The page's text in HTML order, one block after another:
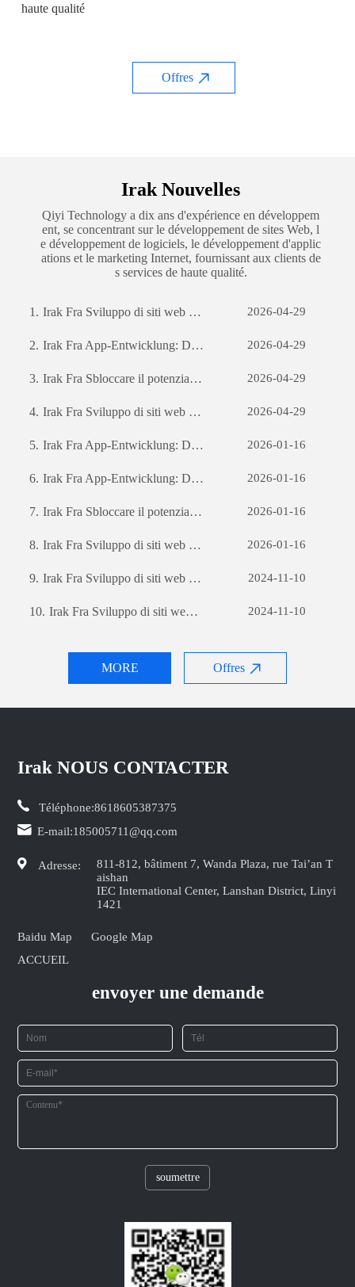
haute qualité
Offres
Irak Nouvelles
Qiyi Technology a dix ans d'expérience en développem
ent, se concentrant sur le développement de sites Web, l
e développement de logiciels, le développement d'applic
ations et le marketing Internet, fournissant aux clients de
s services de haute qualité.
MORE Offres
1. Irak Fra Sviluppo di siti web per il commercio estero: una guida completa 2026-04-29
2. Irak Fra App-Entwicklung: Die Reise zur Erstellung einer erfolgreichen mobilen Anwendung 2026-04-29
3. Irak Fra Sbloccare il potenziale aziendale: il potere dello sviluppo di software personalizzato 2026-04-29
4. Irak Fra Sviluppo di siti web per il commercio estero: una guida completa 2026-04-29
5. Irak Fra App-Entwicklung: Die Reise zur Erstellung einer erfolgreichen mobilen Anwendung 2026-01-16
6. Irak Fra App-Entwicklung: Die Reise zur Erstellung einer erfolgreichen mobilen Anwendung 2026-01-16
7. Irak Fra Sbloccare il potenziale aziendale: il potere dello sviluppo di software personalizzato 2026-01-16
8. Irak Fra Sviluppo di siti web per il commercio estero: una guida completa 2026-01-16
9. Irak Fra Sviluppo di siti web per il commercio estero: una guida completa 2024-11-10
10. Irak Fra Sviluppo di siti web per il commercio estero: una guida completa 2024-11-10
Irak NOUS CONTACTER
Téléphone:8618605387375
E-mail:185005711@qq.com
Adresse:
811-812, bâtiment 7, Wanda Plaza, rue Tai’an T
aishan
IEC International Center, Lanshan District, Linyi
1421
Baidu Map
Google Map
ACCUEIL
envoyer une demande
soumettre